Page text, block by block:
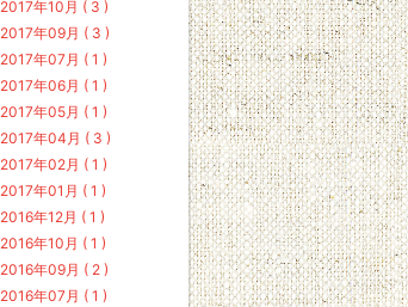
2017年10月 ( 3 )
2017年09月 ( 3 )
2017年07月 ( 1 )
2017年06月 ( 1 )
2017年05月 ( 1 )
2017年04月 ( 3 )
2017年02月 ( 1 )
2017年01月 ( 1 )
2016年12月 ( 1 )
2016年10月 ( 1 )
2016年09月 ( 2 )
2016年07月 ( 1 )